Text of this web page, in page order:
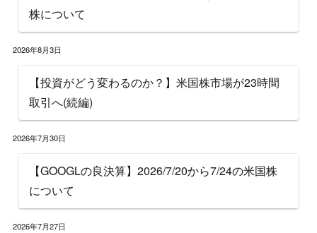
株について
2026年8月3日
【投資がどう変わるのか？】米国株市場が23時間
取引へ(続編)
2026年7月30日
【GOOGLの良決算】2026/7/20から7/24の米国株
について
2026年7月27日